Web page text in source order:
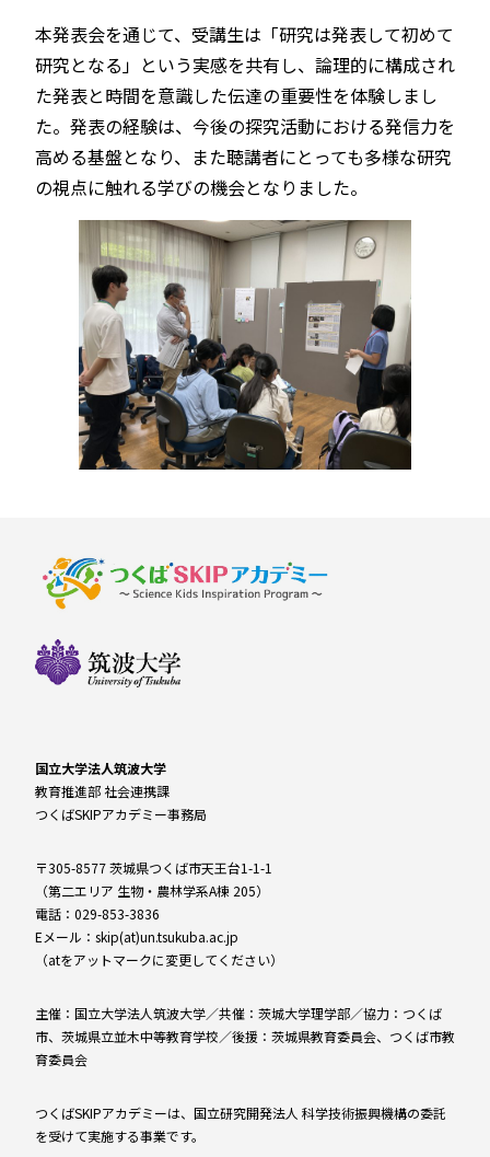
本発表会を通じて、受講生は「研究は発表して初めて
研究となる」という実感を共有し、論理的に構成され
た発表と時間を意識した伝達の重要性を体験しまし
た。発表の経験は、今後の探究活動における発信力を
高める基盤となり、また聴講者にとっても多様な研究
の視点に触れる学びの機会となりました。
国立大学法人筑波大学
教育推進部 社会連携課
つくばSKIPアカデミー事務局
〒305-8577 茨城県つくば市天王台1-1-1
（第二エリア 生物・農林学系A棟 205）
電話：029-853-3836
Eメール：skip(at)un.tsukuba.ac.jp
（atをアットマークに変更してください）
主催：国立大学法人筑波大学／共催：茨城大学理学部／協力：つくば
市、茨城県立並木中等教育学校／後援：茨城県教育委員会、つくば市教
育委員会
つくばSKIPアカデミーは、国立研究開発法人 科学技術振興機構の委託
を受けて実施する事業です。